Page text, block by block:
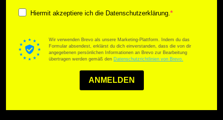
Hiermit akzeptiere ich die Datenschutzerklärung.
Wir verwenden Brevo als unsere Marketing-Plattform. Indem du das
Formular absendest, erklärst du dich einverstanden, dass die von dir
angegebenen persönlichen Informationen an Brevo zur Bearbeitung
übertragen werden gemäß den Datenschutzrichtlinien von Brevo.
ANMELDEN